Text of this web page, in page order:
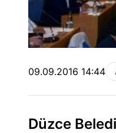
09.09.2016 14:44
Düzce